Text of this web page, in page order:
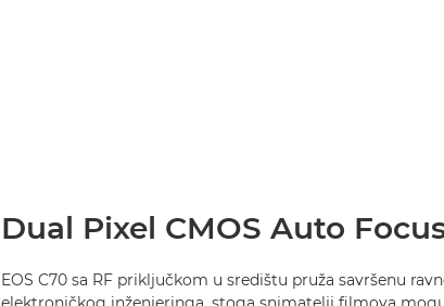
Dual Pixel CMOS Auto
EOS C70 sa RF priključkom u središtu pruža savršenu